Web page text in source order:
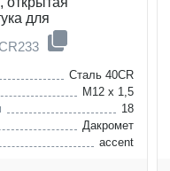
для
KIA
Сталь 40CR
M12 x 1,5
18
Дакромет
accent